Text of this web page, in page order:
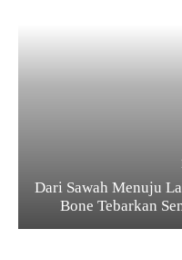
Dari Sawah Menuju
Bone Tebarkan